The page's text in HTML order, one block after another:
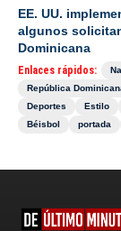
EE. UU.
algunos
Dominicana
Enlaces rápidos:
República
Deportes
Estilo
Béisbol
portada